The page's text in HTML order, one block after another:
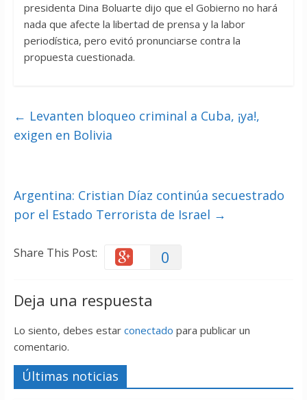
presidenta Dina Boluarte dijo que el Gobierno no hará
nada que afecte la libertad de prensa y la labor
periodística, pero evitó pronunciarse contra la
propuesta cuestionada.
← Levanten bloqueo criminal a Cuba, ¡ya!,
exigen en Bolivia
Argentina: Cristian Díaz continúa secuestrado
por el Estado Terrorista de Israel →
Share This Post: 0
Deja una respuesta
Lo siento, debes estar conectado para publicar un
comentario.
Últimas noticias